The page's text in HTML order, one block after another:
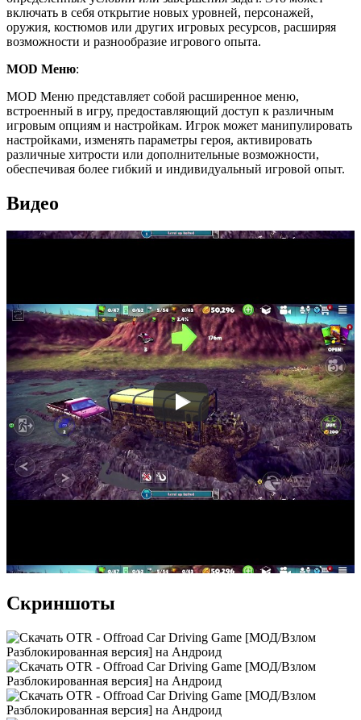
включать в себя открытие новых уровней, персонажей,
оружия, костюмов или других игровых ресурсов, расширяя
возможности и разнообразие игрового опыта.
MOD Меню:
MOD Меню представляет собой расширенное меню,
встроенный в игру, предоставляющий доступ к различным
игровым опциям и настройкам. Игрок может манипулировать
настройками, изменять параметры героя, активировать
различные хитрости или дополнительные возможности,
обеспечивая более гибкий и индивидуальный игровой опыт.
Видео
Скриншоты